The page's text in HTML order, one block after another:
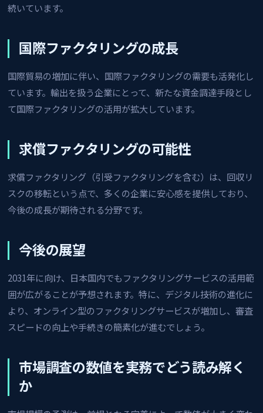
続いています。
国際ファクタリングの成長
国際貿易の増加に伴い、国際ファクタリングの需要も活発化し
ています。輸出を扱う企業にとって、新たな資金調達手段とし
て国際ファクタリングの活用が拡大しています。
求償ファクタリングの可能性
求償ファクタリング（引受ファクタリングを含む）は、回収リ
スクの移転という点で、多くの企業に安心感を提供しており、
今後の成長が期待される分野です。
今後の展望
2031年に向け、日本国内でもファクタリングサービスの活用範
囲が広がることが予想されます。特に、デジタル技術の進化に
より、オンライン型のファクタリングサービスが増加し、審査
スピードの向上や手続きの簡素化が進むでしょう。
市場調査の数値を実務でどう読み解く
か